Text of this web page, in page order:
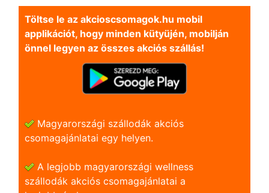
Töltse le az akcioscsomagok.hu mobil
applikációt, hogy minden kütyüjén, mobilján
önnel legyen az összes akciós szállás!
Magyarországi szállodák akciós
csomagajánlatai egy helyen.
A legjobb magyarországi wellness
szállodák akciós csomagajánlatai a